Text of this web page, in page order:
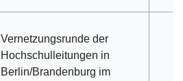
Vernetzungsrunde der
Hochschulleitungen in
Berlin/Brandenburg im